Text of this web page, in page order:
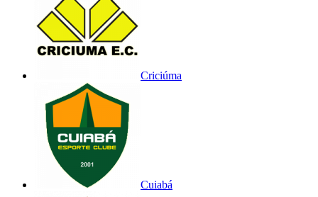
Criciúma
Cuiabá